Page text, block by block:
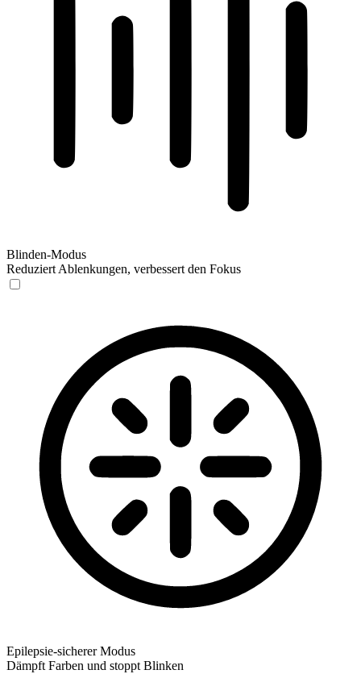
Blinden-Modus
Reduziert Ablenkungen, verbessert den Fokus
Epilepsie-sicherer Modus
Dämpft Farben und stoppt Blinken